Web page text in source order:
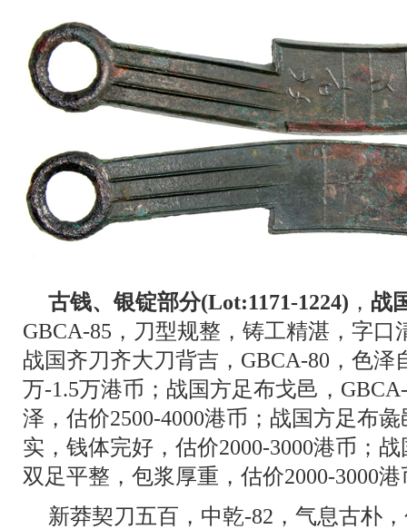
古钱、银锭部分(Lot:1171-1224) ， 战
GBCA-85，刀型规整，铸工精湛，字口
战国齐刀齐大刀背吉，GBCA-80，色泽
万-1.5万港币；战国方足布戈邑，
泽，估价2500-4000港币；战国方足布
实，钱体完好，估价2000-3000港币；
双足平整，包浆厚重，估价2000-3000港
新莽契刀五百，中乾-82，气息古朴